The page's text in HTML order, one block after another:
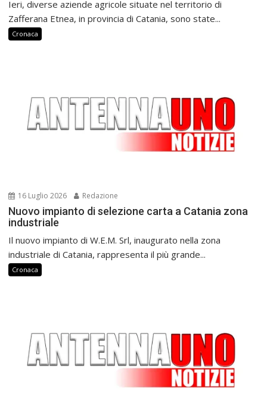
Ieri, diverse aziende agricole situate nel territorio di
Zafferana Etnea, in provincia di Catania, sono state...
Cronaca
16 Luglio 2026 Redazione
Nuovo impianto di selezione carta a Catania zona
industriale
Il nuovo impianto di W.E.M. Srl, inaugurato nella zona
industriale di Catania, rappresenta il più grande...
Cronaca